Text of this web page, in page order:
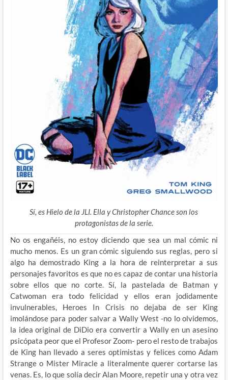
Sí, es Hielo de la JLI. Ella y Christopher Chance son los
protagonistas de la serie.
No os engañéis, no estoy diciendo que sea un mal cómic ni
mucho menos. Es un gran cómic siguiendo sus reglas, pero si
algo ha demostrado King a la hora de reinterpretar a sus
personajes favoritos es que no es capaz decontar una historia
sobre ellos que no corte. Sí, la pastelada de Batman y
Catwoman era todo felicidad y ellos eran jodidamente
invulnerables, Heroes In Crisis no dejaba de ser King
imolándose para poder salvar a Wally West -no lo olvidemos,
la idea original de DiDio era convertir a Wally en un asesino
psicópata peor que el Profesor Zoom- pero el resto de trabajos
de King han llevado a seres optimistas y felices como Adam
Strange o Mister Miracle a literalmente querer cortarse las
venas. Es, lo que solía decir Alan Moore, repetir una y otra vez